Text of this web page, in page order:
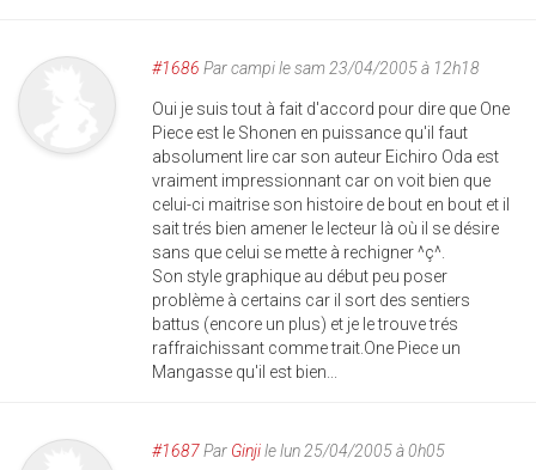
#1686 Parcampile sam 23/04/2005 à 12h18
Oui je suis tout à fait d'accord pour dire que One
Piece est le Shonen en puissance qu'il faut
absolument lire car son auteur Eichiro Oda est
vraiment impressionnant car on voit bien que
celui-ci maitrise son histoire de bout en bout et il
sait trés bien amener le lecteur là où il se désire
sans que celui se mette à rechigner ^ç^.
Son style graphique au début peu poser
problème à certains car il sort des sentiers
battus (encore un plus) et je le trouve trés
raffraichissant comme trait.One Piece un
Mangasse qu'il est bien...
#1687Par Ginjile lun 25/04/2005 à 0h05